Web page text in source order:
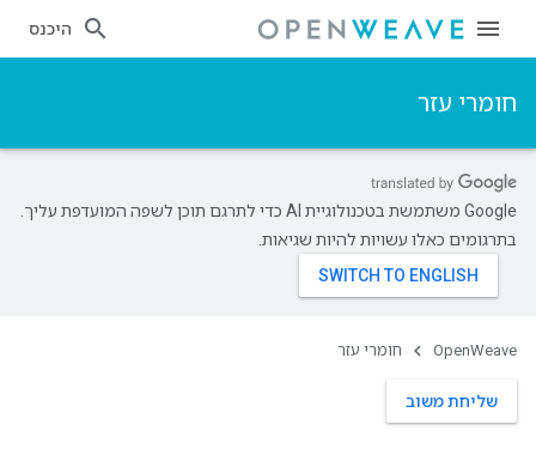
היכנס
חומרי עזר
‫Google משתמשת בטכנולוגיית AI כדי לתרגם תוכן לשפה המועדפת עליך.
בתרגומים כאלו עשויות להיות שגיאות.
OpenWeave חומרי עזר
שליחת משוב